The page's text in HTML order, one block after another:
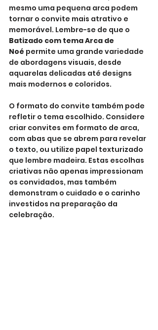
mesmo uma pequena arca podem
tornar o convite mais atrativo e
memorável. Lembre-se de que o
Batizado com tema Arca de
Noé permite uma grande variedade
de abordagens visuais, desde
aquarelas delicadas até designs
mais modernos e coloridos.
O formato do convite também pode
refletir o tema escolhido. Considere
criar convites em formato de arca,
com abas que se abrem para revelar
o texto, ou utilize papel texturizado
que lembre madeira. Estas escolhas
criativas não apenas impressionam
os convidados, mas também
demonstram o cuidado e o carinho
investidos na preparação da
celebração.